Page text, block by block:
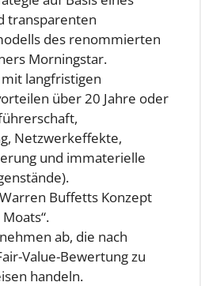
transparenten
des renommierten
Morningstar.
langfristigen
über 20 Jahre oder
Netzwerkeffekte,
und immaterielle
Buffetts Konzept
ab, die nach
Value-Bewertung zu
handeln.